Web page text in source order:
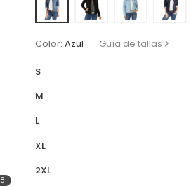
8
Color: Azul Guía de tallas
S
M
L
XL
2XL